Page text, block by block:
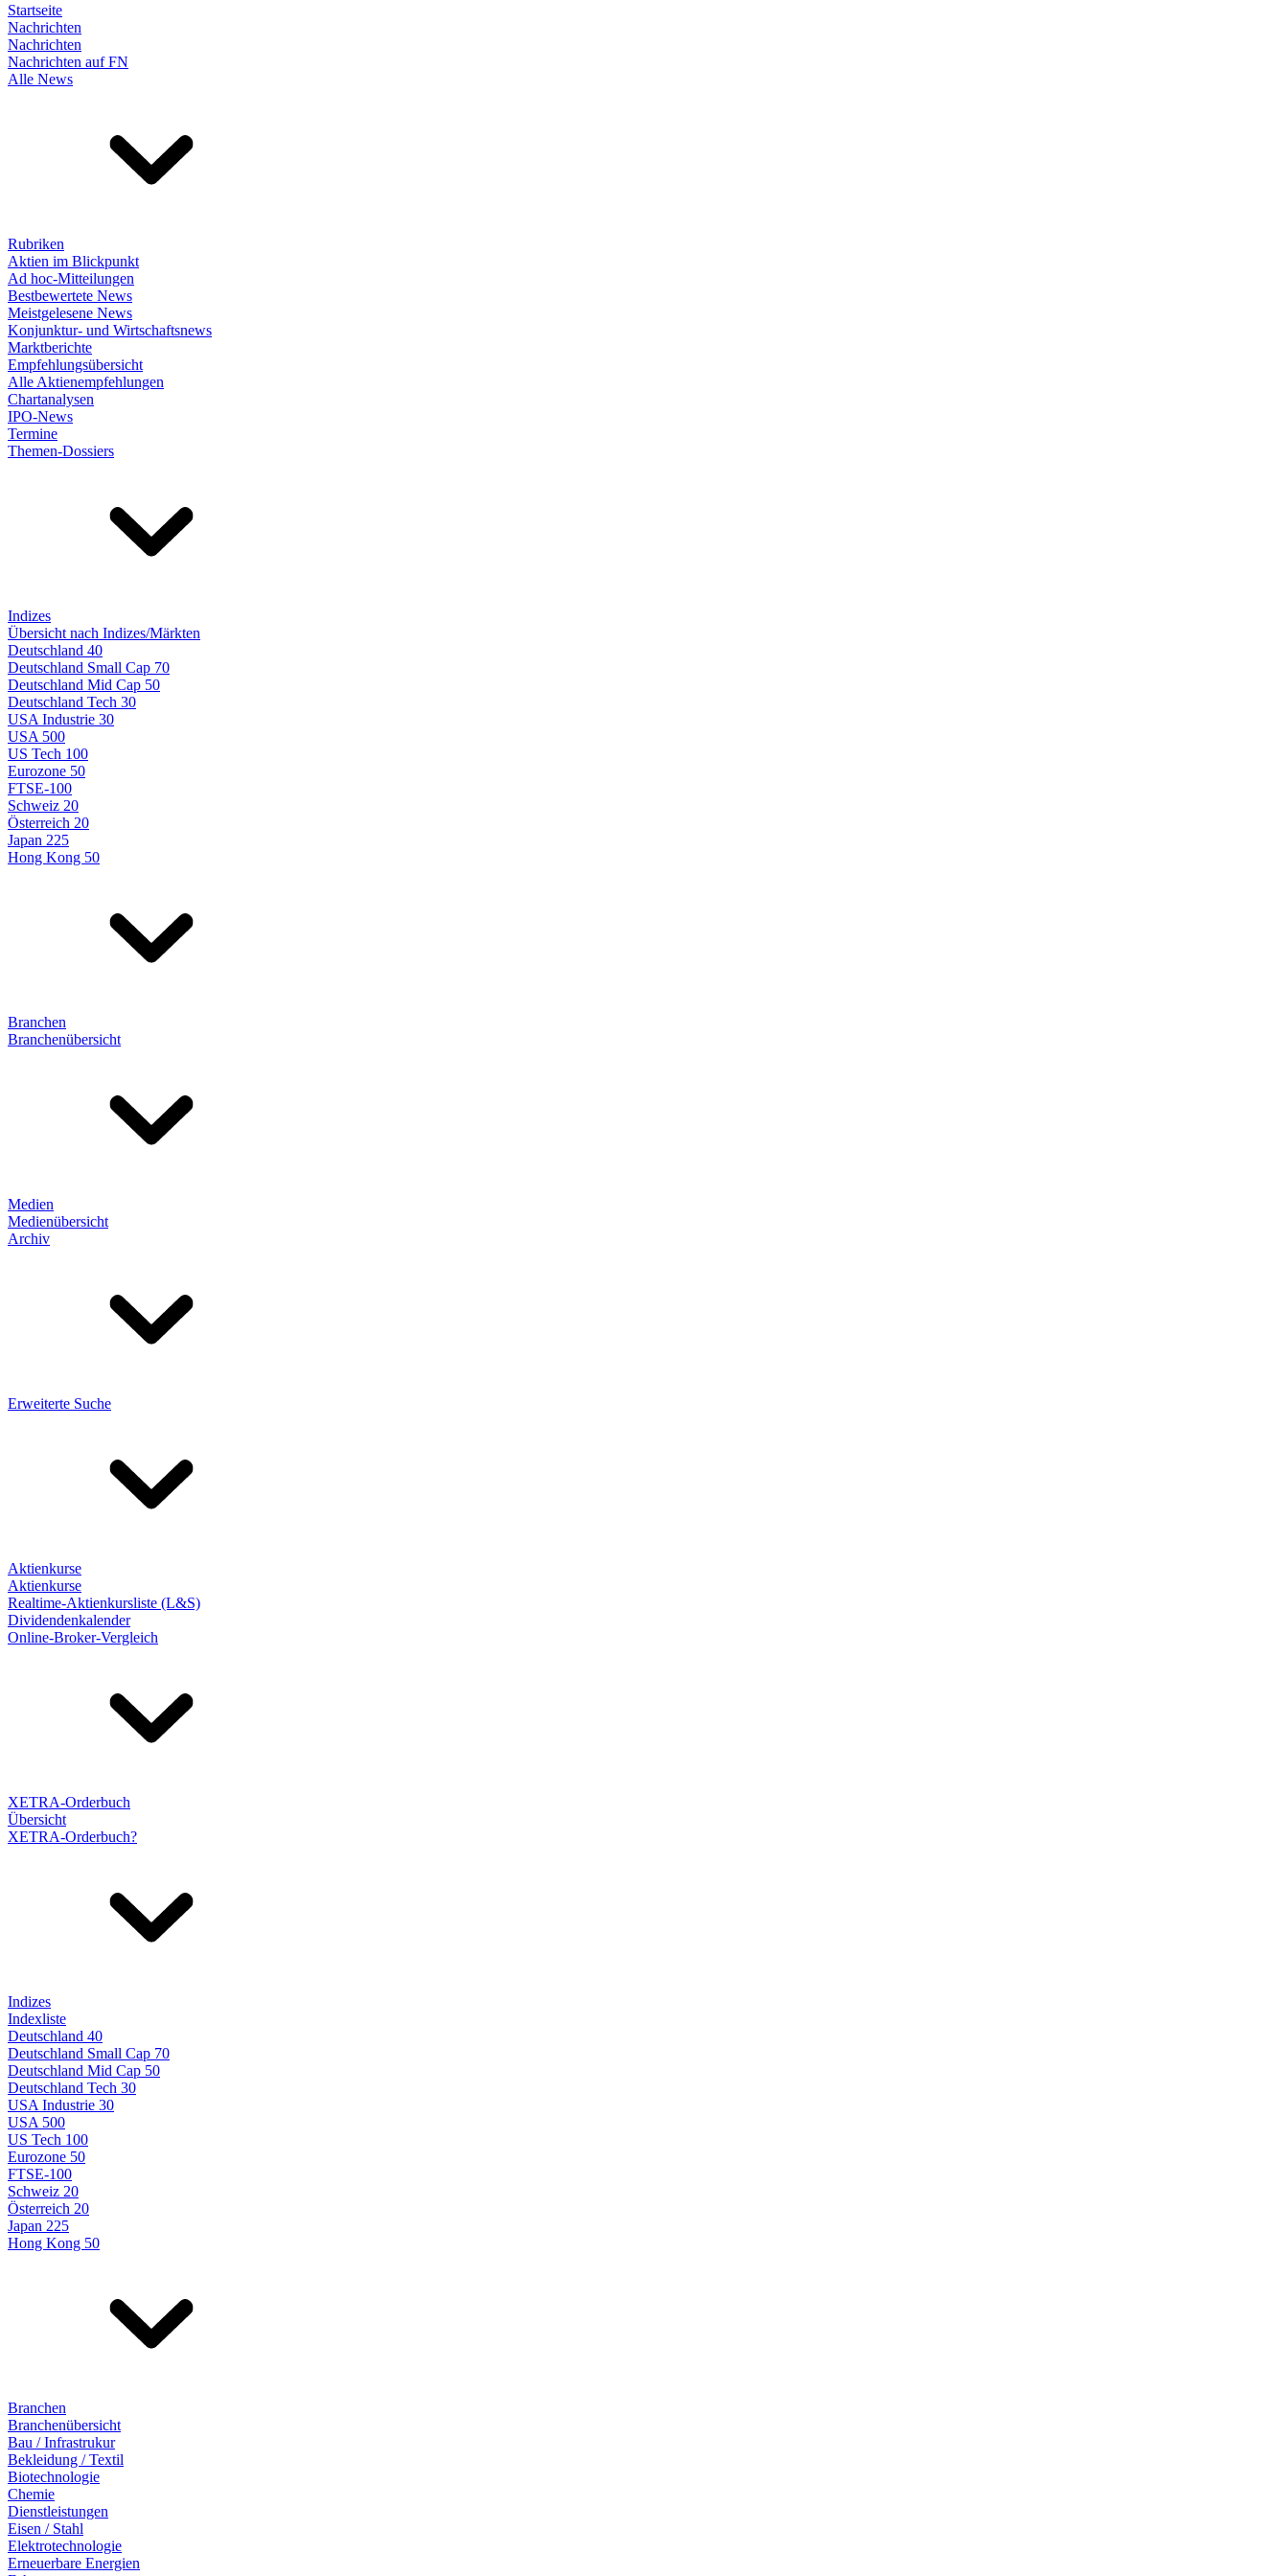
Startseite
Nachrichten
Nachrichten
Nachrichten auf FN
Alle News
Rubriken
Aktien im Blickpunkt
Ad hoc-Mitteilungen
Bestbewertete News
Meistgelesene News
Konjunktur- und Wirtschaftsnews
Marktberichte
Empfehlungsübersicht
Alle Aktienempfehlungen
Chartanalysen
IPO-News
Termine
Themen-Dossiers
Indizes
Übersicht nach Indizes/Märkten
Deutschland 40
Deutschland Small Cap 70
Deutschland Mid Cap 50
Deutschland Tech 30
USA Industrie 30
USA 500
US Tech 100
Eurozone 50
FTSE-100
Schweiz 20
Österreich 20
Japan 225
Hong Kong 50
Branchen
Branchenübersicht
Medien
Medienübersicht
Archiv
Erweiterte Suche
Aktienkurse
Aktienkurse
Realtime-Aktienkursliste (L&S)
Dividendenkalender
Online-Broker-Vergleich
XETRA-Orderbuch
Übersicht
XETRA-Orderbuch?
Indizes
Indexliste
Deutschland 40
Deutschland Small Cap 70
Deutschland Mid Cap 50
Deutschland Tech 30
USA Industrie 30
USA 500
US Tech 100
Eurozone 50
FTSE-100
Schweiz 20
Österreich 20
Japan 225
Hong Kong 50
Branchen
Branchenübersicht
Bau / Infrastrukur
Bekleidung / Textil
Biotechnologie
Chemie
Dienstleistungen
Eisen / Stahl
Elektrotechnologie
Erneuerbare Energien